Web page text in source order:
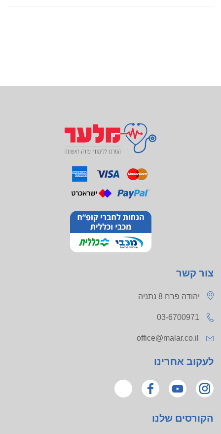
צור קשר
יהודה פרח 8 נתניה
03-6700971
office@malar.co.il
לעקוב אחרינו
הקורסים שלנו